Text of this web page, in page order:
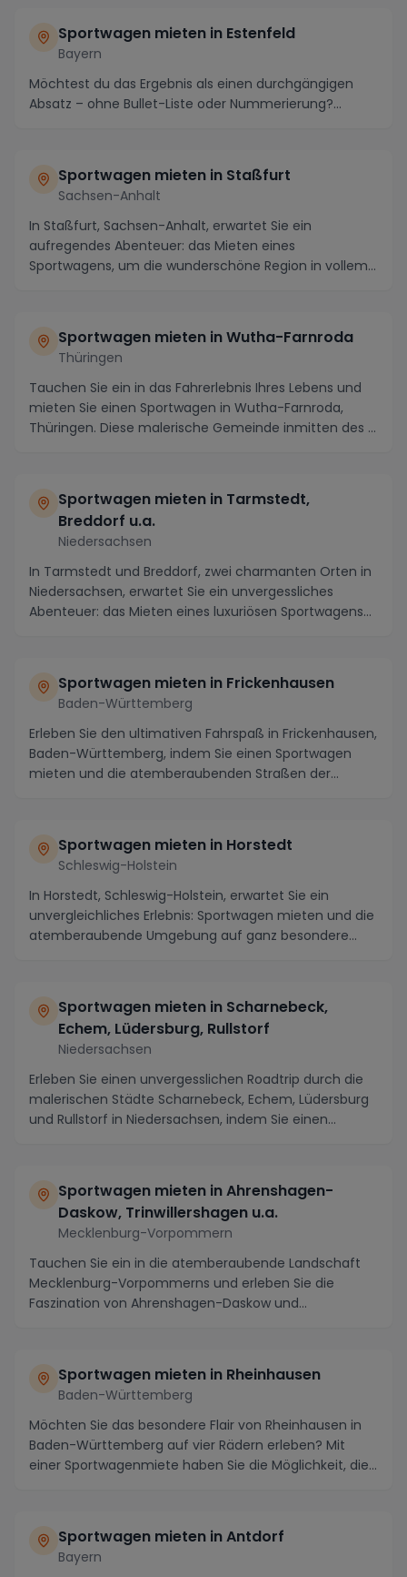
Sportwagen mieten in Estenfeld
Bayern
Möchtest du das Ergebnis als einen durchgängigen
Absatz – ohne Bullet-Liste oder Nummerierung?...
Sportwagen mieten in Staßfurt
Sachsen-Anhalt
In Staßfurt, Sachsen-Anhalt, erwartet Sie ein
aufregendes Abenteuer: das Mieten eines
Sportwagens, um die wunderschöne Region in vollem
Sportwagen mieten in Wutha-Farnroda
Thüringen
Tauchen Sie ein in das Fahrerlebnis Ihres Lebens und
mieten Sie einen Sportwagen in Wutha-Farnroda,
Thüringen. Diese malerische Gemeinde inmitten des ...
Sportwagen mieten in Tarmstedt,
Breddorf u.a.
Niedersachsen
In Tarmstedt und Breddorf, zwei charmanten Orten in
Niedersachsen, erwartet Sie ein unvergessliches
Abenteuer: das Mieten eines luxuriösen Sportwagens...
Sportwagen mieten in Frickenhausen
Baden-Württemberg
Erleben Sie den ultimativen Fahrspaß in Frickenhausen,
Baden-Württemberg, indem Sie einen Sportwagen
mieten und die atemberaubenden Straßen der
Sportwagen mieten in Horstedt
Schleswig-Holstein
In Horstedt, Schleswig-Holstein, erwartet Sie ein
unvergleichliches Erlebnis: Sportwagen mieten und die
atemberaubende Umgebung auf ganz besondere
Sportwagen mieten in Scharnebeck,
Echem, Lüdersburg, Rullstorf
Niedersachsen
Erleben Sie einen unvergesslichen Roadtrip durch die
malerischen Städte Scharnebeck, Echem, Lüdersburg
und Rullstorf in Niedersachsen, indem Sie einen...
Sportwagen mieten in Ahrenshagen-
Daskow, Trinwillershagen u.a.
Mecklenburg-Vorpommern
Tauchen Sie ein in die atemberaubende Landschaft
Mecklenburg-Vorpommerns und erleben Sie die
Faszination von Ahrenshagen-Daskow und
Sportwagen mieten in Rheinhausen
Baden-Württemberg
Möchten Sie das besondere Flair von Rheinhausen in
Baden-Württemberg auf vier Rädern erleben? Mit
einer Sportwagenmiete haben Sie die Möglichkeit, die...
Sportwagen mieten in Antdorf
Bayern